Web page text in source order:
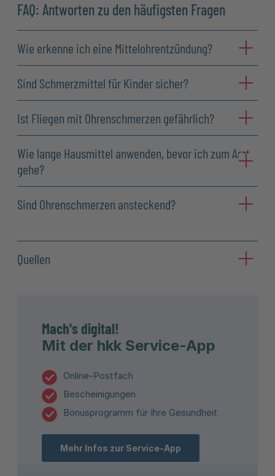
FAQ: Antworten zu den häufigsten Fragen
Wie erkenne ich eine Mittelohrentzündung?
Sind Schmerzmittel für Kinder sicher?
Ist Fliegen mit Ohrenschmerzen gefährlich?
Wie lange Hausmittel anwenden, bevor ich zum Arzt
gehe?
Sind Ohrenschmerzen ansteckend?
Quellen
Mach's digital!
Mit der hkk Service-App
Online-Postfach
Bescheinigungen
Bonusprogramm für Ihre Gesundheit
Mehr Infos zur Service-App